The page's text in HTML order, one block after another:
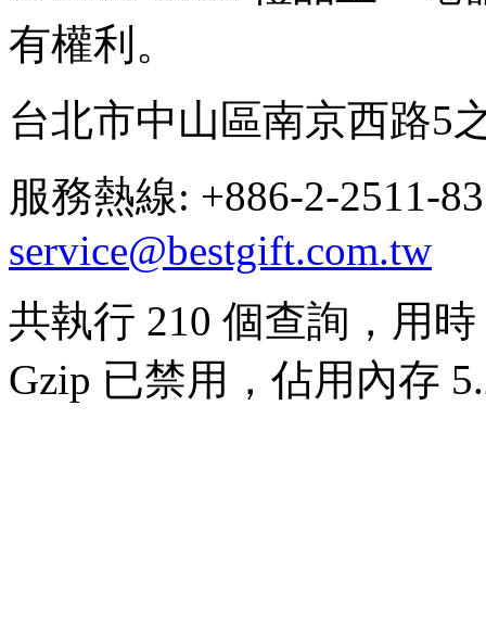
有權利。
台北市中山區南京西路5
服務熱線: +886-2-
service@bestgift.com.tw
共執行 210 個查詢，用
Gzip 已禁用，佔用內存